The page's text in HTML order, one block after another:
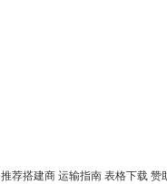
推荐搭建商 运输指南 表格下载 赞